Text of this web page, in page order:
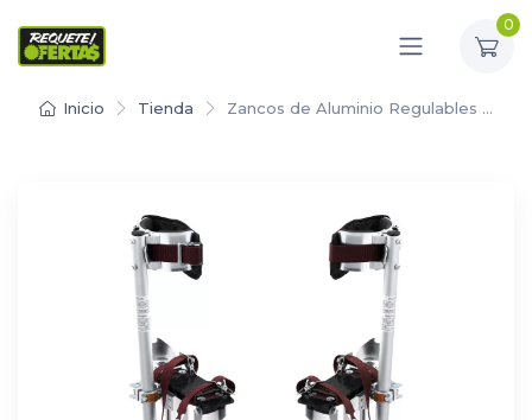
0
Inicio Tienda Zancos de Aluminio Regulables …